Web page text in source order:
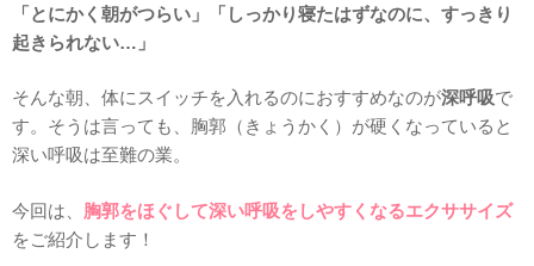
「とにかく朝がつらい」「しっかり寝たはずなのに、すっきり
起きられない…」
そんな朝、体にスイッチを入れるのにおすすめなのが深呼吸で
す。そうは言っても、胸郭（きょうかく）が硬くなっていると
深い呼吸は至難の業。
今回は、 胸郭をほぐして深い呼吸をしやすくなるエクササイズ
をご紹介します！